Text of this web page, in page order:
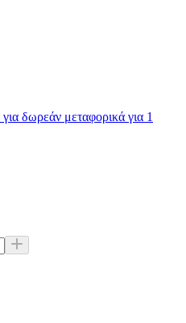
δωρεάν μεταφορικά για 1